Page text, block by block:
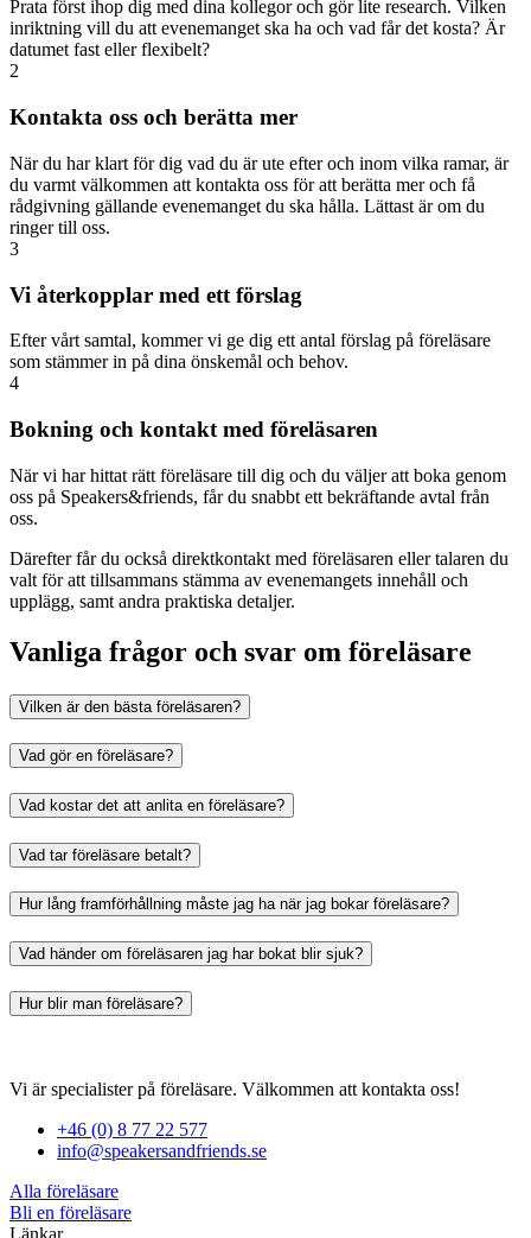
Prata först ihop dig med dina kollegor och gör lite research. Vilken
inriktning vill du att evenemanget ska ha och vad får det kosta? Är
datumet fast eller flexibelt?
2
Kontakta oss och berätta mer
När du har klart för dig vad du är ute efter och inom vilka ramar, är
du varmt välkommen att kontakta oss för att berätta mer och få
rådgivning gällande evenemanget du ska hålla. Lättast är om du
ringer till oss.
3
Vi återkopplar med ett förslag
Efter vårt samtal, kommer vi ge dig ett antal förslag på föreläsare
som stämmer in på dina önskemål och behov.
4
Bokning och kontakt med föreläsaren
När vi har hittat rätt föreläsare till dig och du väljer att boka genom
oss på Speakers&friends, får du snabbt ett bekräftande avtal från
oss.
Därefter får du också direktkontakt med föreläsaren eller talaren du
valt för att tillsammans stämma av evenemangets innehåll och
upplägg, samt andra praktiska detaljer.
Vanliga frågor och svar om föreläsare
Vilken är den bästa föreläsaren?
Vad gör en föreläsare?
Vad kostar det att anlita en föreläsare?
Vad tar föreläsare betalt?
Hur lång framförhållning måste jag ha när jag bokar föreläsare?
Vad händer om föreläsaren jag har bokat blir sjuk?
Hur blir man föreläsare?
Vi är specialister på föreläsare. Välkommen att kontakta oss!
+46 (0) 8 77 22 577
info@speakersandfriends.se
Alla föreläsare
Bli en föreläsare​
Länkar